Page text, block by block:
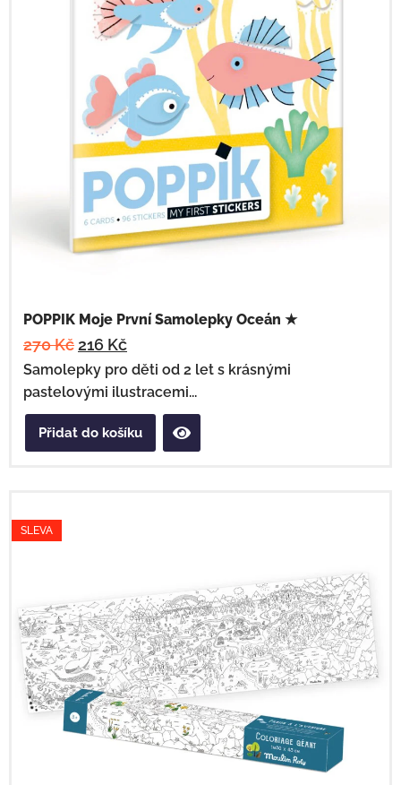
POPPIK Moje První Samolepky Oceán ★
270Kč 216 Kč
Samolepky pro děti od 2 let s krásnými
pastelovými ilustracemi...
Přidat do košíku
SLEVA